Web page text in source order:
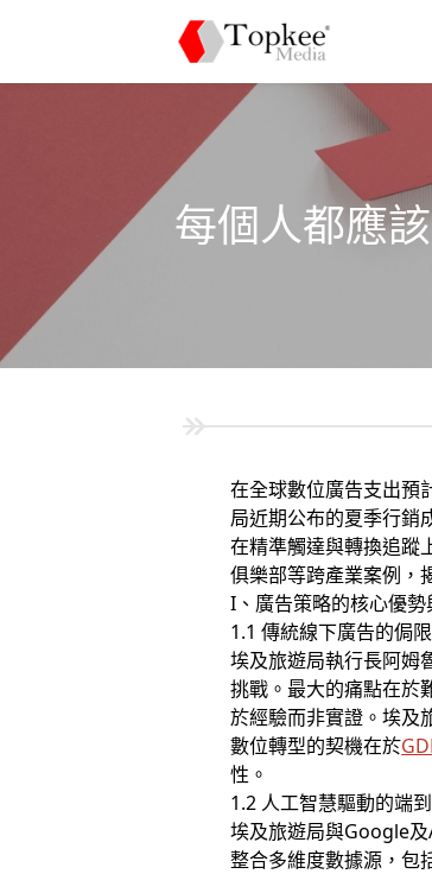
每個人都應
在全球數位廣告支出預
局近期公布的夏季行銷
在精準觸達與轉換追蹤
俱樂部等跨產業案例，
I、廣告策略的核心優
1.1 傳統線下廣告的侷
埃及旅遊局執行長阿姆
挑戰。最大的痛點在於
於經驗而非實證。埃及
數位轉型的契機在於
性。
1.2 人工智慧驅動的端
埃及旅遊局與Google
整合多維度數據源，包